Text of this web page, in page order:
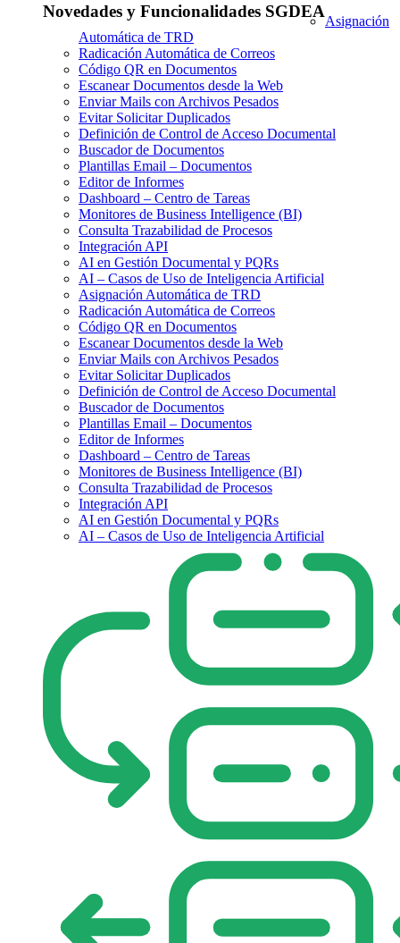
Novedades y Funcionalidades SGDEA
Asignación
Automática de TRD
Radicación Automática de Correos
Código QR en Documentos
Escanear Documentos desde la Web
Enviar Mails con Archivos Pesados
Evitar Solicitar Duplicados
Definición de Control de Acceso Documental
Buscador de Documentos
Plantillas Email – Documentos
Editor de Informes
Dashboard – Centro de Tareas
Monitores de Business Intelligence (BI)
Consulta Trazabilidad de Procesos
Integración API
AI en Gestión Documental y PQRs
AI – Casos de Uso de Inteligencia Artificial
Asignación Automática de TRD
Radicación Automática de Correos
Código QR en Documentos
Escanear Documentos desde la Web
Enviar Mails con Archivos Pesados
Evitar Solicitar Duplicados
Definición de Control de Acceso Documental
Buscador de Documentos
Plantillas Email – Documentos
Editor de Informes
Dashboard – Centro de Tareas
Monitores de Business Intelligence (BI)
Consulta Trazabilidad de Procesos
Integración API
AI en Gestión Documental y PQRs
AI – Casos de Uso de Inteligencia Artificial